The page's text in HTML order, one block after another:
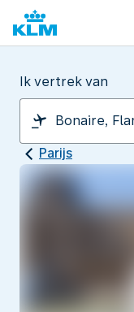
Ik vertrek van
Parijs